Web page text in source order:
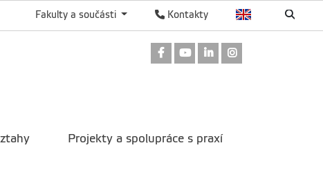
Kontakty
Fakulty a součásti
Odkaz na Facebook
Odkaz na Youtube
Odkaz na LinkedIn
Projekty a spolupráce s praxí